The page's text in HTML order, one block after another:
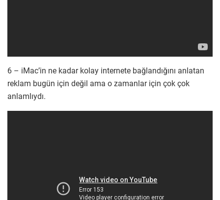
6 – iMac’in ne kadar kolay internete bağlandığını anlatan
reklam bugün için değil ama o zamanlar için çok çok
anlamlıydı.